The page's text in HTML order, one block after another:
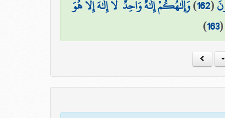
(
162
)وَإِلَٰهُكُمْ إِلَٰهٌ وَاحِدٌ ۖ لَّا إِلَٰهَ إِلَّا هُوَ
163
)